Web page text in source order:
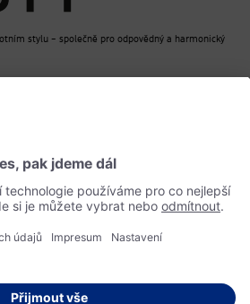
stylu – společně pro odpovědný a harmonický
pro umělou inteligenci